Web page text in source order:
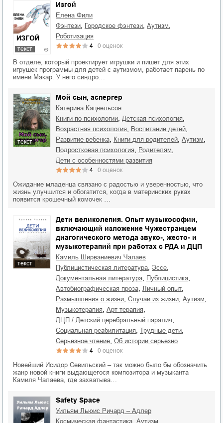
текст
Изгой
Елена Фили
фэнтези
городское фэнтези аутизм
роботизация
4 0 оценок
В отделе, который проектирует игрушки и пишет для этих
игрушек программы для детей с аутизмом, работает парень по
имени Макар. У него синдро…
текст
Мой сын, аспергер
Катерина Кацнельсон
книги по психологии
детская психология
возрастная психология воспитание детей
развитие ребенка книги для родителей аутизм
подростковая психология родителям
дети с особенностями развития
4 0 оценок
Ожидание младенца связано с радостью и уверенностью, что
жизнь улучшится и обогатится, когда в материнских руках
появится крошечный комочек …
текст
Дети великолепия. Опыт музыкософии,
включающий изложение Чужестранцем
диагогического метода звуко-, жесто- и
музыкотерапий при работах с РДА и ДЦП
Камиль Ширваниевич Чалаев
публицистическая литература
эссе
документальная литература публицистика
автобиографическая проза личный опыт
размышления о жизни случаи из жизни аутизм
музыкотерапия арт-терапия
ДЦП / Детский церебральный паралич
социальная реабилитация трудные дети
серьезное чтение об истории серьезно
4 0 оценок
Новейший Исидор Севильский – так можно было бы обозначить
жанр новой книги выдающегося композитора и музыканта
Камиля Чалаева, где захватыва…
Safety Space
Уильям Льюис Ричард – Адлер
космическая фантастика
аутизм